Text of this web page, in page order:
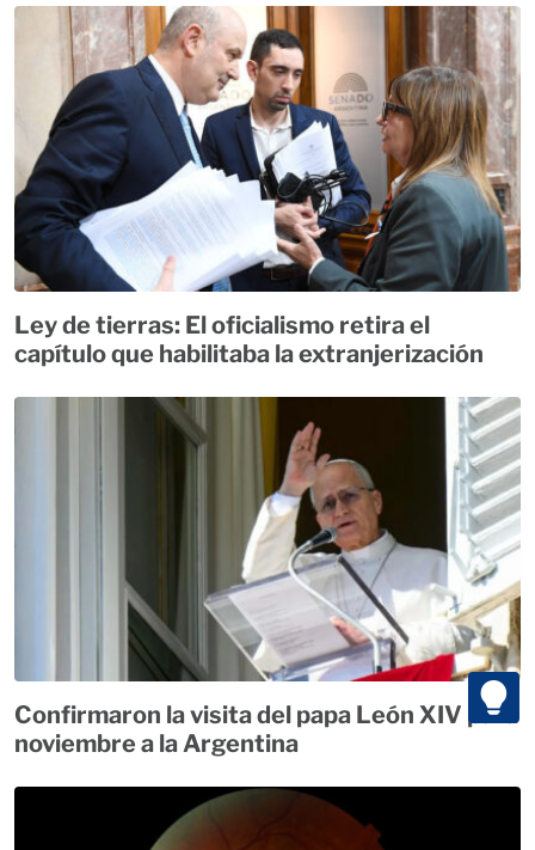
Ley de tierras: El oficialismo retira el
capítulo que habilitaba la extranjerización
Confirmaron la visita del papa León XIV para
noviembre a la Argentina